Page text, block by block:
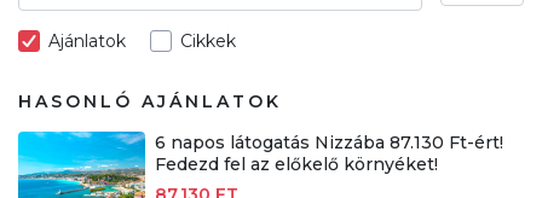
Ajánlatok Cikkek
HASONLÓ AJÁNLATOK
6 napos látogatás Nizzába 87.130 Ft-ért!
Fedezd fel az előkelő környéket!